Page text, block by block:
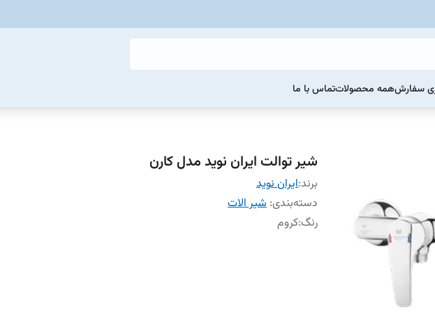
سفارشهمه محصولاتتماس با ما
شیر توالت ایران نوید مدل کارن
برند:ایران نوید
دسته‌بندی: شیر الات
رنگ:کروم